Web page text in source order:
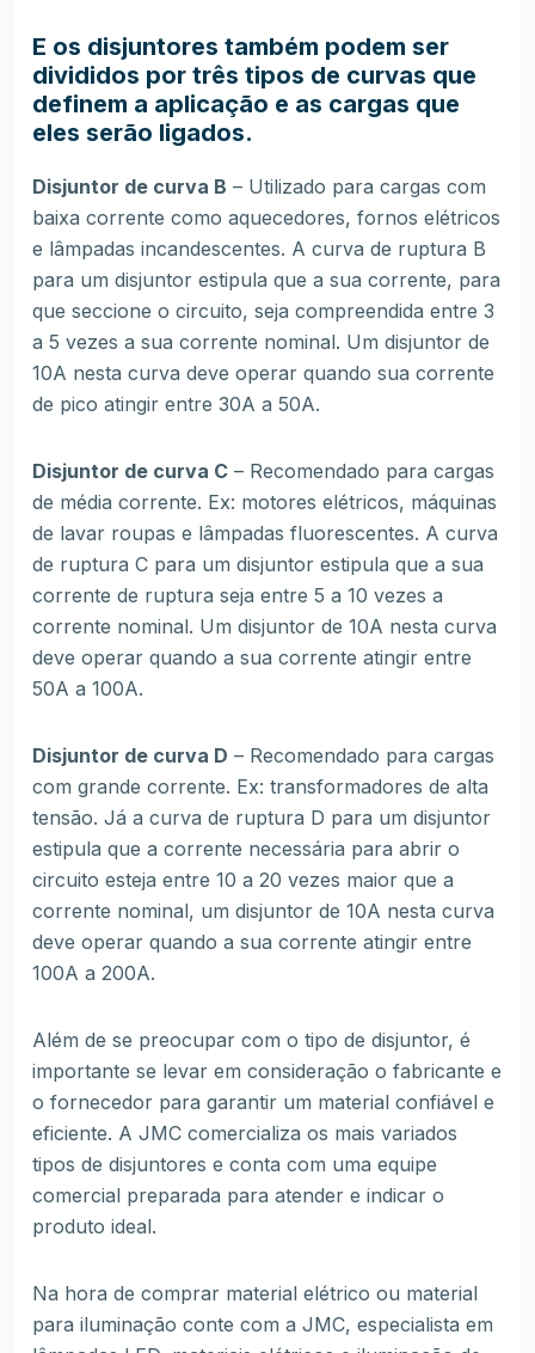
E os disjuntores também podem ser
divididos por três tipos de curvas que
definem a aplicação e as cargas que
eles serão ligados.
Disjuntor de curva B – Utilizado para cargas com
baixa corrente como aquecedores, fornos elétricos
e lâmpadas incandescentes. A curva de ruptura B
para um disjuntor estipula que a sua corrente, para
que seccione o circuito, seja compreendida entre 3
a 5 vezes a sua corrente nominal. Um disjuntor de
10A nesta curva deve operar quando sua corrente
de pico atingir entre 30A a 50A.
Disjuntor de curva C – Recomendado para cargas
de média corrente. Ex: motores elétricos, máquinas
de lavar roupas e lâmpadas fluorescentes. A curva
de ruptura C para um disjuntor estipula que a sua
corrente de ruptura seja entre 5 a 10 vezes a
corrente nominal. Um disjuntor de 10A nesta curva
deve operar quando a sua corrente atingir entre
50A a 100A.
Disjuntor de curva D – Recomendado para cargas
com grande corrente. Ex: transformadores de alta
tensão. Já a curva de ruptura D para um disjuntor
estipula que a corrente necessária para abrir o
circuito esteja entre 10 a 20 vezes maior que a
corrente nominal, um disjuntor de 10A nesta curva
deve operar quando a sua corrente atingir entre
100A a 200A.
Além de se preocupar com o tipo de disjuntor, é
importante se levar em consideração o fabricante e
o fornecedor para garantir um material confiável e
eficiente. A JMC comercializa os mais variados
tipos de disjuntores e conta com uma equipe
comercial preparada para atender e indicar o
produto ideal.
Na hora de comprar material elétrico ou material
para iluminação conte com a JMC, especialista em